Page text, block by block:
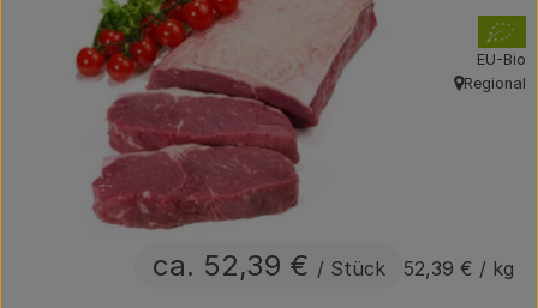
Kühltheke
Obst & Gemüse
Getränke
Vorratskammer
ca. 52,39 € / Stück 52,39 € / kg
, Verband:
EU-Bio
, Herkunft:
Regional